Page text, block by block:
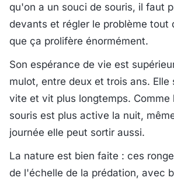
qu'on a un souci de souris, il faut
devants et régler le problème tout
que ça prolifère énormément.
Son espérance de vie est
mulot, entre deux et trois ans. Elle
vite et vit plus longtemps. Comme
souris est plus active la nuit,
journée elle peut sortir aussi.
La nature est bien faite : ces
de l'échelle de la prédation, avec